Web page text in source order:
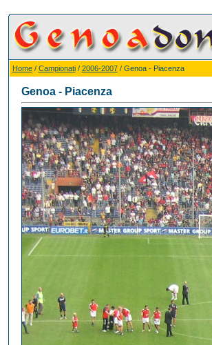
Home/ Campionati/ 2006-2007/ Genoa - Piacenza
Genoa - Piacenza